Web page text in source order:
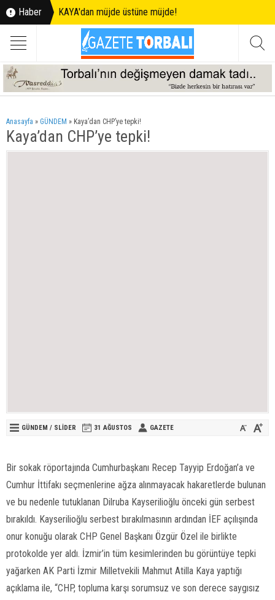
Haber KAYA'dan müjde üstüne müjde!
Anasayfa » GÜNDEM » Kaya’dan CHP’ye tepki!
Kaya’dan CHP’ye tepki!
GÜNDEM / SLİDER 31 AĞUSTOS GAZETE
Bir sokak röportajında Cumhurbaşkanı Recep Tayyip Erdoğan’a ve
Cumhur İttifakı seçmenlerine ağza alınmayacak hakaretlerde bulunan
ve bu nedenle tutuklanan Dilruba Kayserilioğlu önceki gün serbest
bırakıldı. Kayserilioğlu serbest bırakılmasının ardından İEF açılışında
onur konuğu olarak CHP Genel Başkanı Özgür Özel ile birlikte
protokolde yer aldı. İzmir’in tüm kesimlerinden bu görüntüye tepki
yağarken AK Parti İzmir Milletvekili Mahmut Atilla Kaya yaptığı
açıklama ile, “CHP, topluma karşı sorumsuz ve son derece saygısız